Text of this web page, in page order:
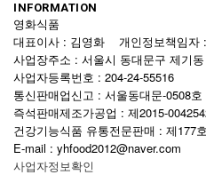
INFORMATION
영화식품
대표이사 : 김영화 개인정보책임자
사업장주소 : 서울시 동대문구 제기
사업자등록번호 : 204-24-55516
통신판매업신고 : 서울동대문-0508호
즉석판매제조가공업 : 제2015-
건강기능식품 유통전문판매 : 제177
E-mail : yhfood2012@naver.com
사업자정보확인